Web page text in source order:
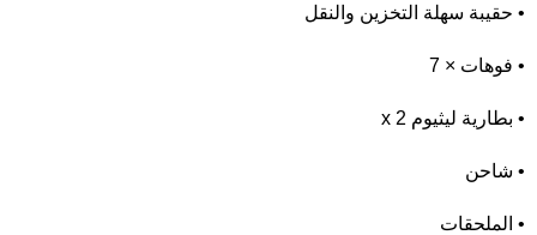
• حقيبة سهلة التخزين والنقل
• فوهات × 7
• بطارية ليثيوم x 2
• شاحن
• الملحقات